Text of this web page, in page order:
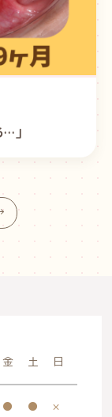
」
金 土 日
● ● ×